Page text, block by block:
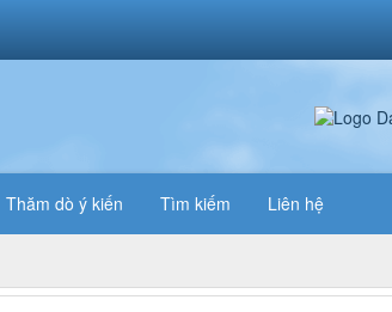
Thăm dò ý kiến Tìm kiếm Liên hệ